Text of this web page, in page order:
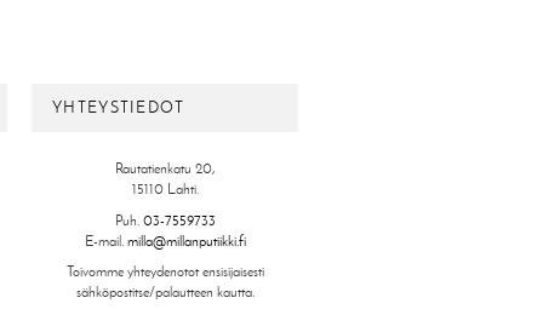
YHTEYSTIEDOT
Rautatienkatu 20,
15110 Lahti.
Puh. 03-7559733
E-mail. milla@millanputiikki.fi
Toivomme yhteydenotot ensisijaisesti
sähköpostitse/palautteen kautta.